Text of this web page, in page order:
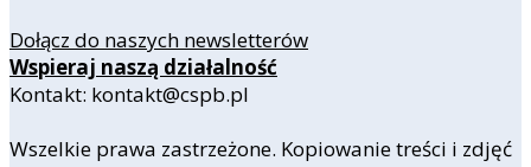
Dołącz do naszych newsletterów
Wspieraj naszą działalność
Kontakt: kontakt@cspb.pl
Wszelkie prawa zastrzeżone. Kopiowanie treści i zdjęć